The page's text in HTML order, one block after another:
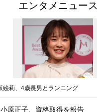
エンタメニュース
絵莉、4歳長男とランニング
小原正子、資格取得を報告